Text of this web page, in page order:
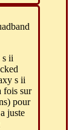
s ii
s ii
fois sur
pour
juste